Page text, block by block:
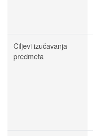
Ciljevi izučavanja
predmeta